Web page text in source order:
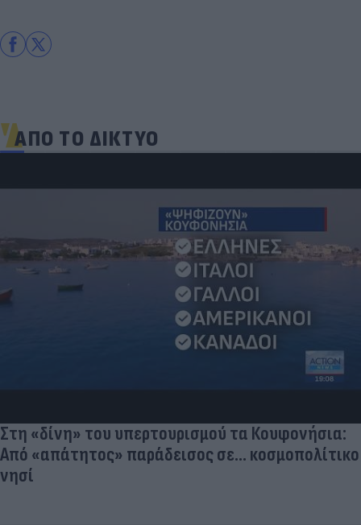
ΑΠΟ ΤΟ ΔΙΚΤΥΟ
Στη «δίνη» του υπερτουρισμού τα Κουφονήσια:
Από «απάτητος» παράδεισος σε... κοσμοπολίτικο
νησί